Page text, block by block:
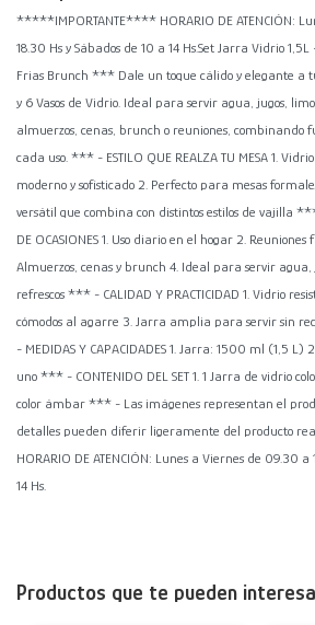
*****IMPORTANTE**** HORARIO DE ATENCIÓN:
18.30 Hs y Sábados de 10 a 14 Hs.Set Jarra Vidrio
Frias Brunch *** Dale un toque cálido y elegante a
y 6 Vasos de Vidrio. Ideal para servir agua, jugos,
almuerzos, cenas, brunch o reuniones, combinando
cada uso. *** - ESTILO QUE REALZA TU MESA 1.
moderno y sofisticado 2. Perfecto para mesas
versátil que combina con distintos estilos de vajilla ***
DE OCASIONES 1. Uso diario en el hogar 2.
Almuerzos, cenas y brunch 4. Ideal para servir agua,
refrescos *** - CALIDAD Y PRACTICIDAD 1. Vidrio
cómodos al agarre 3. Jarra amplia para servir sin
- MEDIDAS Y CAPACIDADES 1. Jarra: 1500 ml (1,5
uno *** - CONTENIDO DEL SET 1. 1 Jarra de vidrio
color ámbar *** - Las imágenes representan el
detalles pueden diferir ligeramente del producto
HORARIO DE ATENCIÓN: Lunes a Viernes de 09.30 a
14 Hs.
Productos que te pueden